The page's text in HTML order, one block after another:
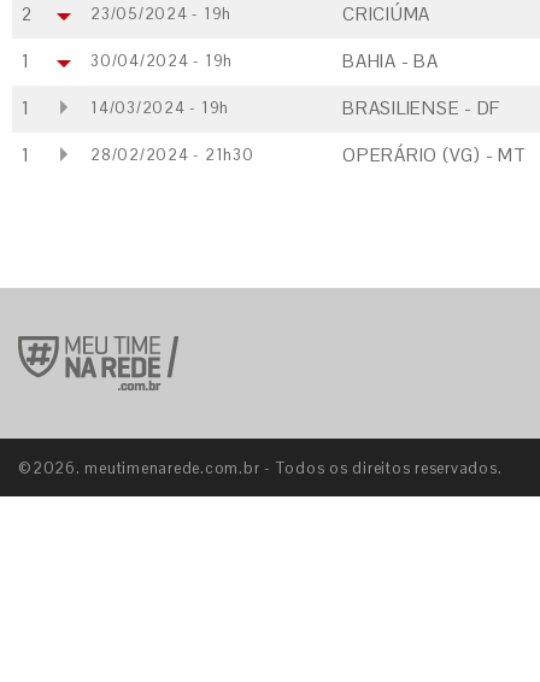
2 23/05/2024 - 19h CRICIÚMA
1 30/04/2024 - 19h BAHIA - BA
1 14/03/2024 - 19h BRASILIENSE - DF
1 28/02/2024 - 21h30 OPERÁRIO (VG) - MT
©2026. meutimenarede.com.br - Todos os direitos reservados.